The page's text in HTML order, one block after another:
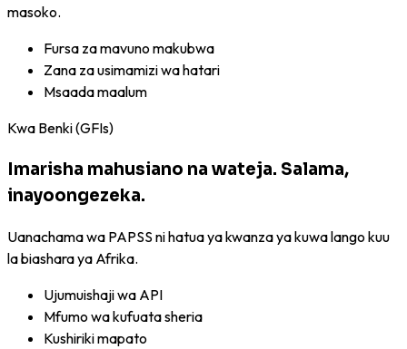
masoko.
Fursa za mavuno makubwa
Zana za usimamizi wa hatari
Msaada maalum
Kwa Benki (GFIs)
Imarisha mahusiano na wateja. Salama,
inayoongezeka.
Uanachama wa PAPSS ni hatua ya kwanza ya kuwa lango kuu
la biashara ya Afrika.
Ujumuishaji wa API
Mfumo wa kufuata sheria
Kushiriki mapato